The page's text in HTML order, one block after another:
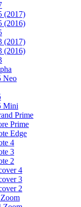
(2017)
(2016)
(2017)
(2016)
Neo
Mini
Prime
Prime
Edge
4
3
2
4
3
2